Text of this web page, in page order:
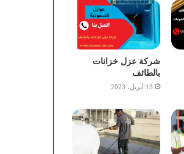
شركة عزل خزانات
بالطائف
13 أبريل، 2023